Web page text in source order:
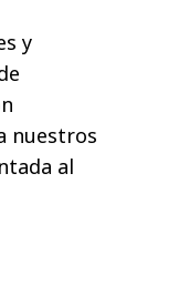
y
nuestros
al